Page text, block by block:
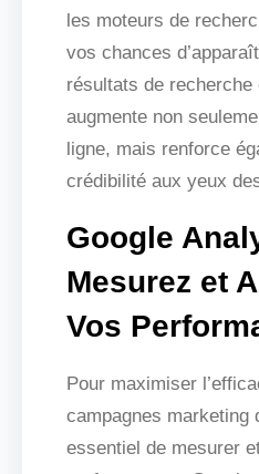
les moteurs de
vos chances
résultats de recherche
augmente non
ligne, mais renforce
crédibilité aux yeux
Google
Mesurez et
Vos
Pour maximiser
campagnes marketing
essentiel de mesurer